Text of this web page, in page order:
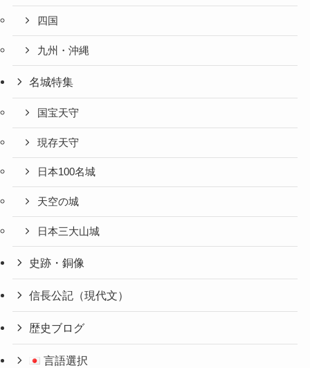
四国
九州・沖縄
名城特集
国宝天守
現存天守
日本100名城
天空の城
日本三大山城
史跡・銅像
信長公記（現代文）
歴史ブログ
言語選択